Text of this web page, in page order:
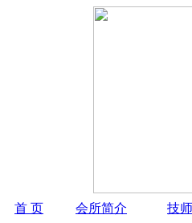
首 页 会所简介 技